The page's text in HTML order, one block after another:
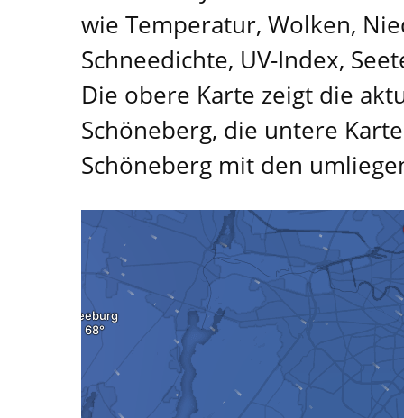
wie Temperatur, Wolken,
Schneedichte, UV-Index,
Die obere Karte zeigt die
Schöneberg, die untere
Schöneberg mit den